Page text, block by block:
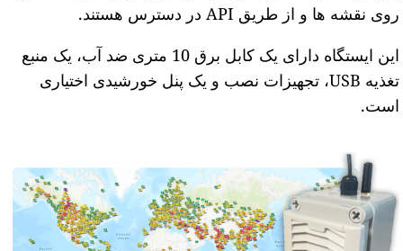
روی نقشه ها و از طریق API در دسترس هستند.
این ایستگاه دارای یک کابل برق 10 متری ضد آب، یک منبع
تغذیه USB، تجهیزات نصب و یک پنل خورشیدی اختیاری
است.